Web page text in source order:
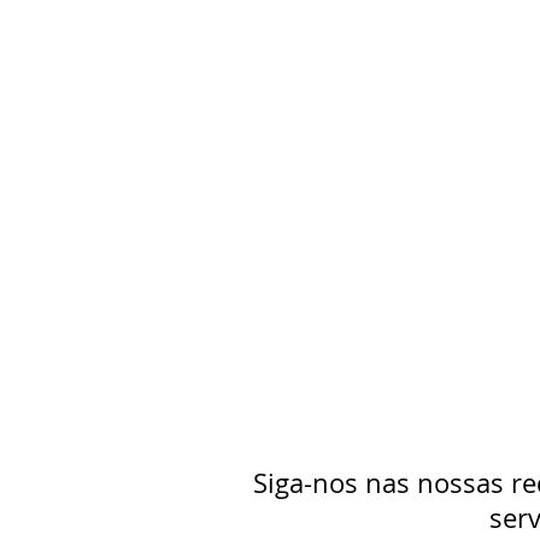
Siga-nos nas nossas